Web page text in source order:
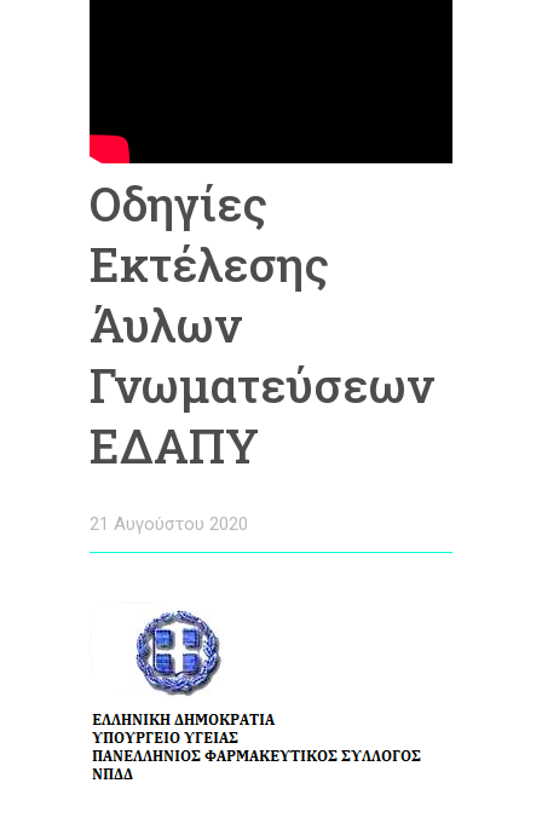
Οδηγίες
Εκτέλεσης
Άυλων
Γνωματεύσεων
ΕΔΑΠΥ
21 Αυγούστου 2020